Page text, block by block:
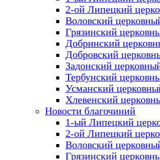
2-ой Липецкий
Воловский
Грязинский
Добринский
Добровский
Задонский
Тербунский
Усманский
Хлевенский
Новости благочиний
1-ый Липецкий
2-ой Липецкий
Воловский
Грязинский